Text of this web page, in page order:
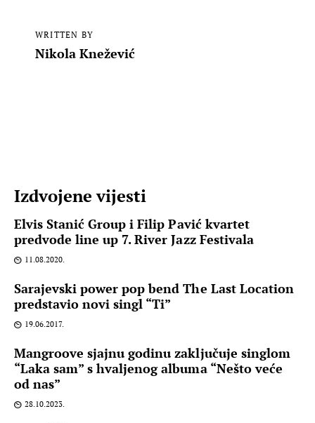
WRITTEN BY
Nikola Knežević
Izdvojene vijesti
Elvis Stanić Group i Filip Pavić kvartet
predvode line up 7. River Jazz Festivala
11.08.2020.
Sarajevski power pop bend The Last Location
predstavio novi singl “Ti”
19.06.2017.
Mangroove sjajnu godinu zaključuje singlom
“Laka sam” s hvaljenog albuma “Nešto veće
od nas”
28.10.2023.